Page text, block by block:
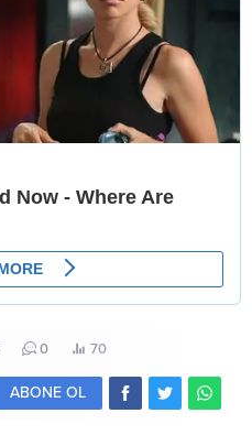
0 70
ABONE OL